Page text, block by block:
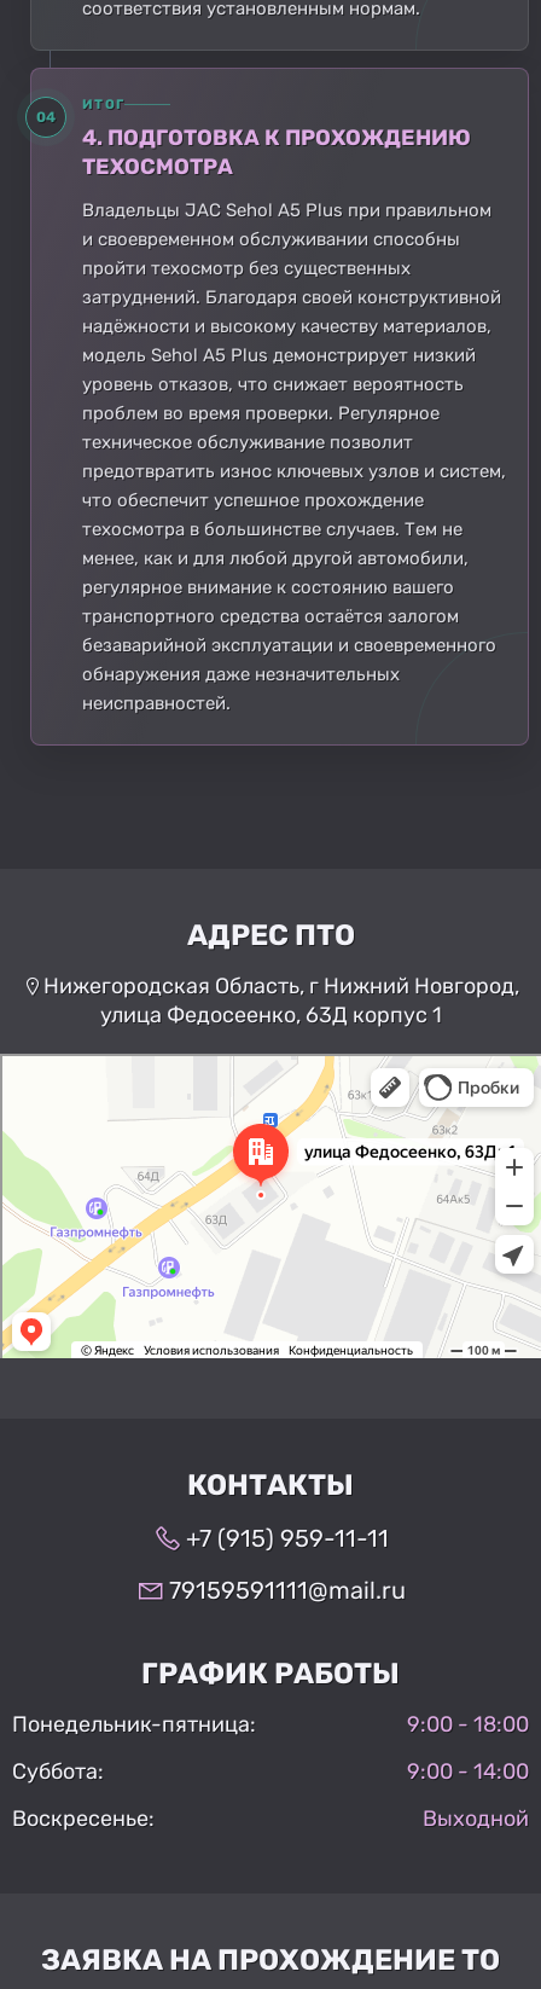
соответствия установленным нормам.
04
ИТОГ
4. ПОДГОТОВКА К ПРОХОЖДЕНИЮ
ТЕХОСМОТРА
Владельцы JAC Sehol A5 Plus при правильном
и своевременном обслуживании способны
пройти техосмотр без существенных
затруднений. Благодаря своей конструктивной
надёжности и высокому качеству материалов,
модель Sehol A5 Plus демонстрирует низкий
уровень отказов, что снижает вероятность
проблем во время проверки. Регулярное
техническое обслуживание позволит
предотвратить износ ключевых узлов и систем,
что обеспечит успешное прохождение
техосмотра в большинстве случаев. Тем не
менее, как и для любой другой автомобили,
регулярное внимание к состоянию вашего
транспортного средства остаётся залогом
безаварийной эксплуатации и своевременного
обнаружения даже незначительных
неисправностей.
АДРЕС ПТО
Нижегородская Область, г Нижний Новгород,
улица Федосеенко, 63Д корпус 1
Нижний Новгород
Улица Федосеенко, 63Дк1 —
Яндекс Карты
КОНТАКТЫ
+7 (915) 959-11-11
79159591111@mail.ru
ГРАФИК РАБОТЫ
Понедельник-пятница:
9:00 - 18:00
Суббота:
9:00 - 14:00
Воскресенье:
Выходной
ЗАЯВКА НА ПРОХОЖДЕНИЕ ТО